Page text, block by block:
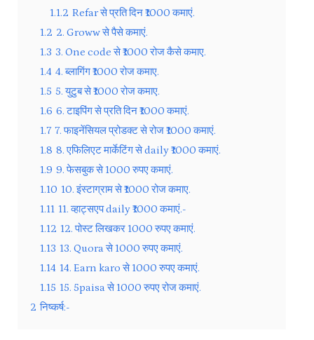
1.1.2 Refar से प्रति दिन ₹1000 कमाएं.
1.2 2. Groww से पैसे कमाएं.
1.3 3. One code से ₹1000 रोज कैसे कमाए.
1.4 4. ब्लागिंग ₹1000 रोज कमाए.
1.5 5. युटुब से ₹1000 रोज कमाए.
1.6 6. टाइपिंग से प्रति दिन ₹1000 कमाएं.
1.7 7. फाइनेंसियल प्रोडक्ट से रोज ₹1000 कमाएं.
1.8 8. एफिलिएट मार्केटिंग से daily ₹1000 कमाएं.
1.9 9. फेसबुक से 1000 रुपए कमाएं.
1.10 10. इंस्टाग्राम से ₹1000 रोज कमाए.
1.11 11. व्हाट्सएप daily ₹1000 कमाएं.-
1.12 12. पोस्ट लिखकर 1000 रुपए कमाएं.
1.13 13. Quora से 1000 रुपए कमाएं.
1.14 14. Earn karo से 1000 रुपए कमाएं.
1.15 15. 5paisa से 1000 रुपए रोज कमाएं.
2 निष्कर्ष:-